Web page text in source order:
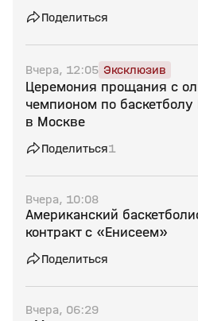
Поделиться
Вчера, 12:05 Эксклюзив
Церемония прощания с
чемпионом по
в Москве
Поделиться1
Вчера, 10:08
Американский
контракт с «Енисеем»
Поделиться
Вчера, 06:29